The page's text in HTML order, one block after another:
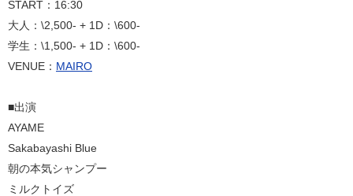
START：16:30
大人：\2,500- + 1D：\600-
学生：\1,500- + 1D：\600-
VENUE： MAIRO
■出演
AYAME
Sakabayashi Blue
朝の本気シャンプー
ミルクトイズ